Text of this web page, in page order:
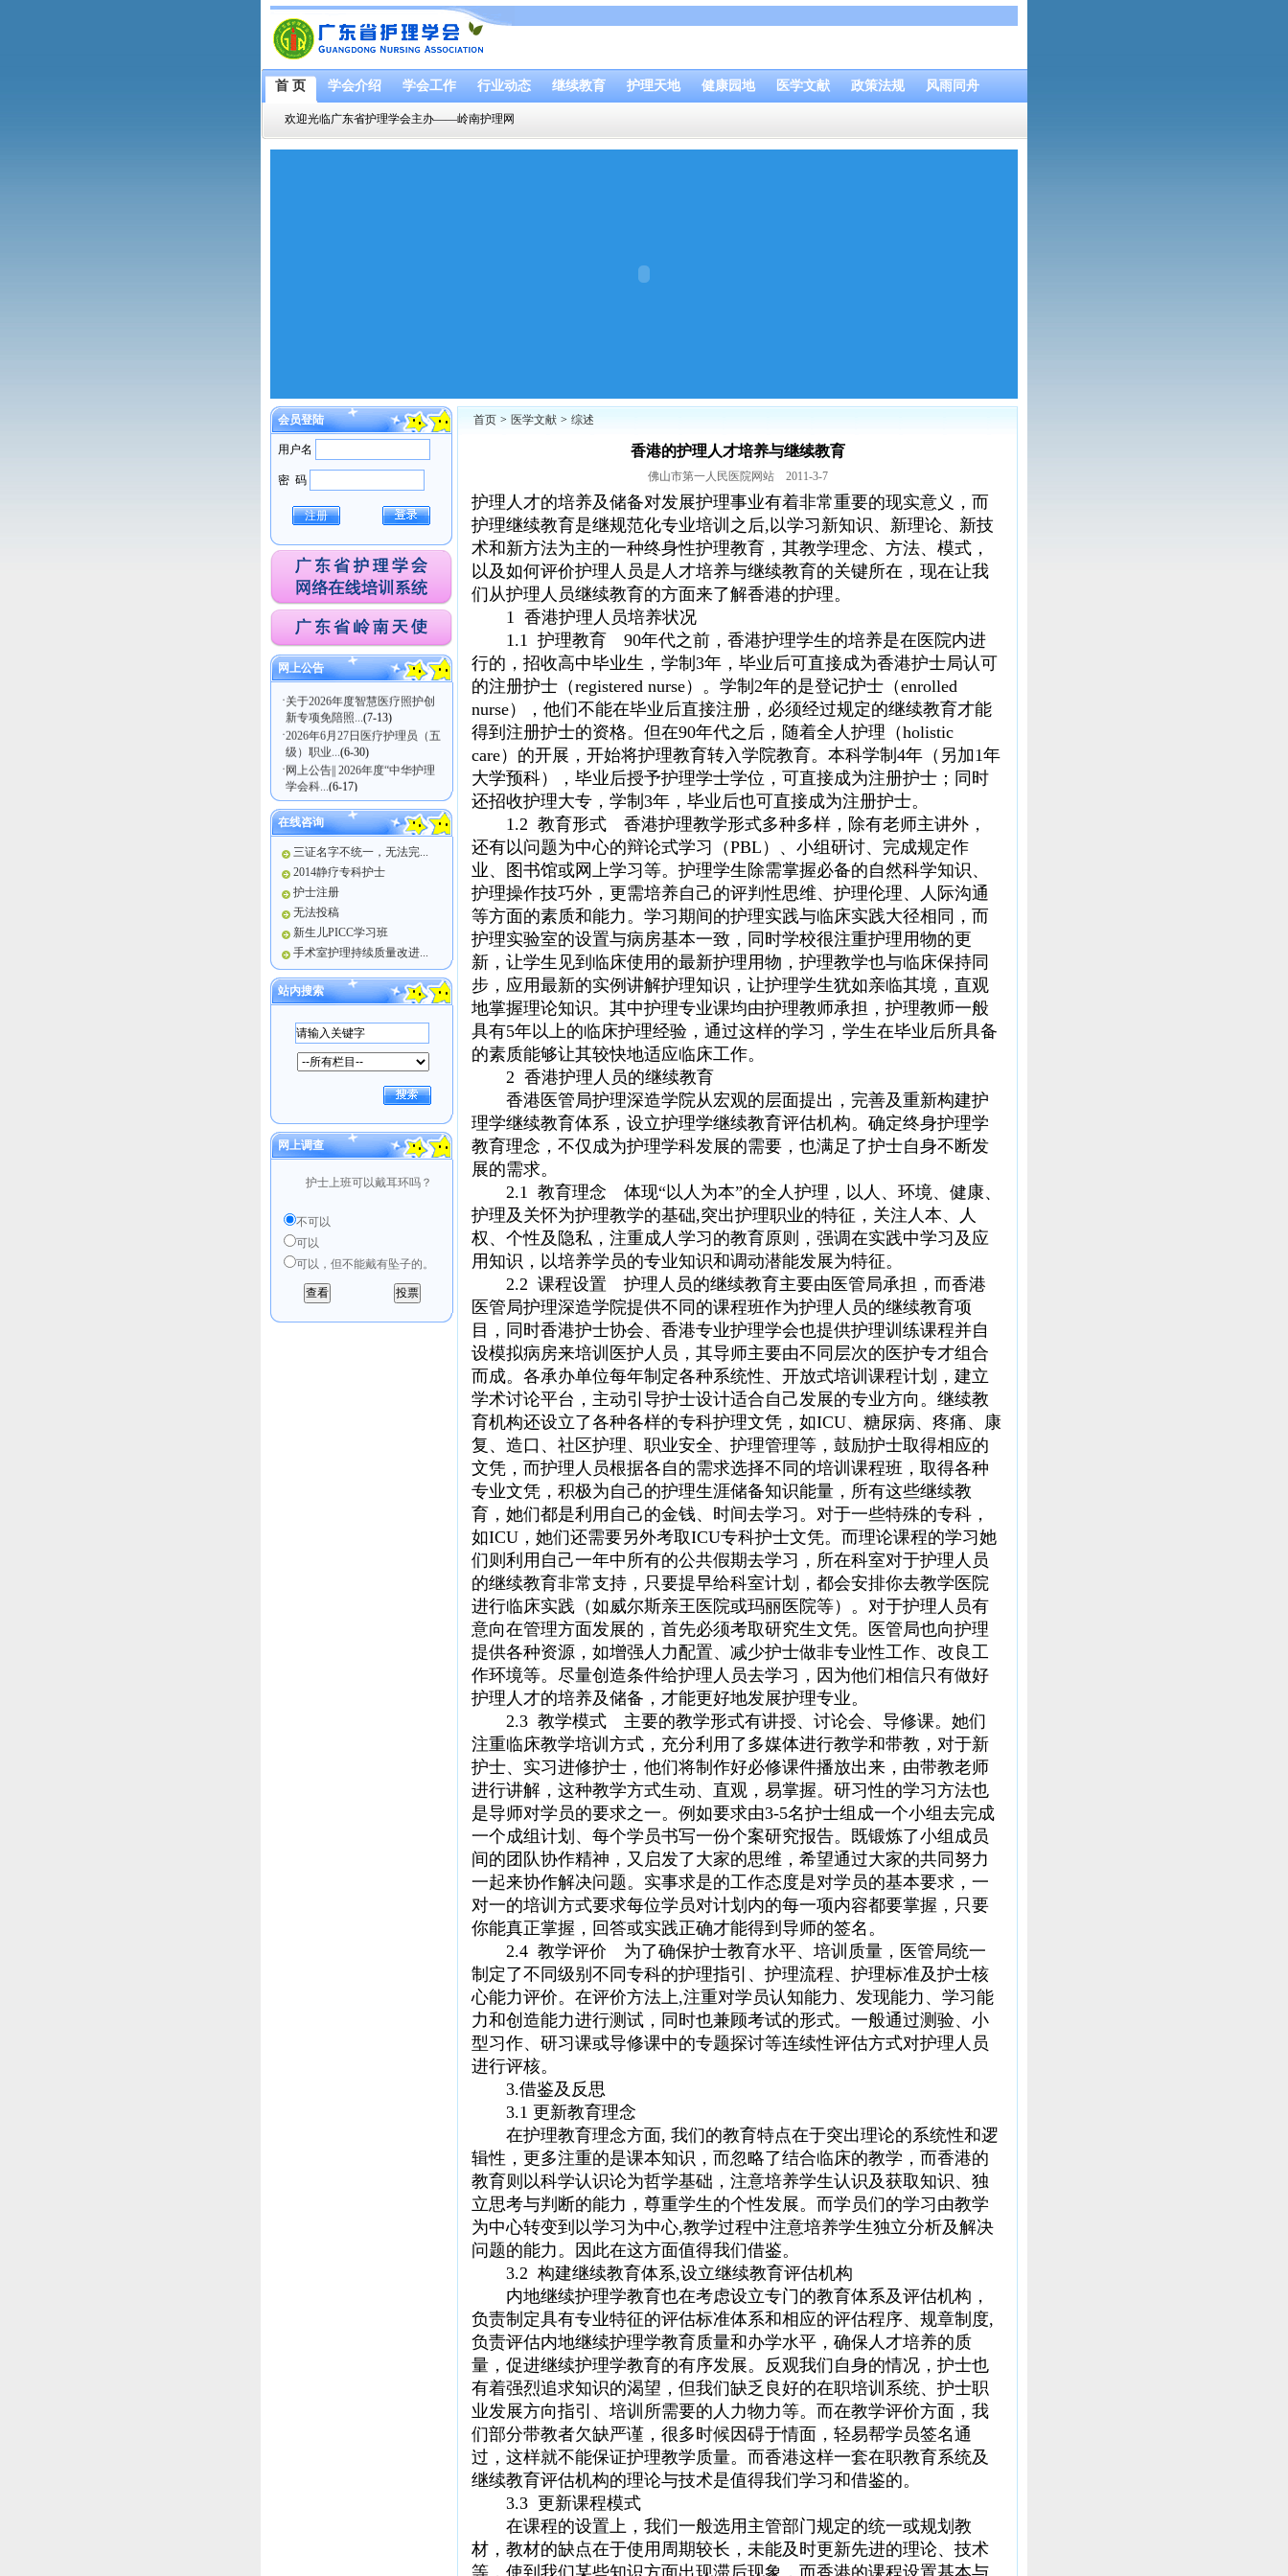
首 页 学会介绍 学会工作 行业动态 继续教育 护理天地 健康园地 医学文献 政策法规 风雨同舟
欢迎光临广东省护理学会主办——岭南护理网
会员登陆
用户名
密 码
注册
网上公告
关于医疗护理员（五级）职业
技能等级认定考试...(7-21)
广东省护理学会关于发布《老
年直肠癌患者术后...(7-14)
·关于2026年度智慧医疗照护创
新专项免陪照...(7-13)
2026年6月27日医疗护理员（五
级）职业...(6-30)
网上公告|| 2026年度“中华护理
学会科...(6-17)
在线咨询
三证名字不统一，无法完...
2014静疗专科护士
护士注册
无法投稿
新生儿PICC学习班
手术室护理持续质量改进...
站内搜索
网上调查
护士上班可以戴耳环吗？
不可以
可以
可以，但不能戴有坠子的。
首页 > 医学文献 > 综述
香港的护理人才培养与继续教育
佛山市第一人民医院网站 2011-3-7
护理人才的培养及储备对发展护理事业有着非常重要的现实意义，而
护理继续教育是继规范化专业培训之后,以学习新知识、新理论、新技
术和新方法为主的一种终身性护理教育，其教学理念、方法、模式，
以及如何评价护理人员是人才培养与继续教育的关键所在，现在让我
们从护理人员继续教育的方面来了解香港的护理。
1 香港护理人员培养状况
1.1 护理教育 90年代之前，香港护理学生的培养是在医院内进
行的，招收高中毕业生，学制3年，毕业后可直接成为香港护士局认可
的注册护士（registered nurse）。学制2年的是登记护士（enrolled
nurse），他们不能在毕业后直接注册，必须经过规定的继续教育才能
得到注册护士的资格。但在90年代之后，随着全人护理（holistic
care）的开展，开始将护理教育转入学院教育。本科学制4年（另加1年
大学预科），毕业后授予护理学士学位，可直接成为注册护士；同时
还招收护理大专，学制3年，毕业后也可直接成为注册护士。
1.2 教育形式 香港护理教学形式多种多样，除有老师主讲外，
还有以问题为中心的辩论式学习（PBL）、小组研讨、完成规定作
业、图书馆或网上学习等。护理学生除需掌握必备的自然科学知识、
护理操作技巧外，更需培养自己的评判性思维、护理伦理、人际沟通
等方面的素质和能力。学习期间的护理实践与临床实践大径相同，而
护理实验室的设置与病房基本一致，同时学校很注重护理用物的更
新，让学生见到临床使用的最新护理用物，护理教学也与临床保持同
步，应用最新的实例讲解护理知识，让护理学生犹如亲临其境，直观
地掌握理论知识。其中护理专业课均由护理教师承担，护理教师一般
具有5年以上的临床护理经验，通过这样的学习，学生在毕业后所具备
的素质能够让其较快地适应临床工作。
2 香港护理人员的继续教育
香港医管局护理深造学院从宏观的层面提出，完善及重新构建护
理学继续教育体系，设立护理学继续教育评估机构。确定终身护理学
教育理念，不仅成为护理学科发展的需要，也满足了护士自身不断发
展的需求。
2.1 教育理念 体现“以人为本”的全人护理，以人、环境、健康、
护理及关怀为护理教学的基础,突出护理职业的特征，关注人本、人
权、个性及隐私，注重成人学习的教育原则，强调在实践中学习及应
用知识，以培养学员的专业知识和调动潜能发展为特征。
2.2 课程设置 护理人员的继续教育主要由医管局承担，而香港
医管局护理深造学院提供不同的课程班作为护理人员的继续教育项
目，同时香港护士协会、香港专业护理学会也提供护理训练课程并自
设模拟病房来培训医护人员，其导师主要由不同层次的医护专才组合
而成。各承办单位每年制定各种系统性、开放式培训课程计划，建立
学术讨论平台，主动引导护士设计适合自己发展的专业方向。继续教
育机构还设立了各种各样的专科护理文凭，如ICU、糖尿病、疼痛、康
复、造口、社区护理、职业安全、护理管理等，鼓励护士取得相应的
文凭，而护理人员根据各自的需求选择不同的培训课程班，取得各种
专业文凭，积极为自己的护理生涯储备知识能量，所有这些继续教
育，她们都是利用自己的金钱、时间去学习。对于一些特殊的专科，
如ICU，她们还需要另外考取ICU专科护士文凭。而理论课程的学习她
们则利用自己一年中所有的公共假期去学习，所在科室对于护理人员
的继续教育非常支持，只要提早给科室计划，都会安排你去教学医院
进行临床实践（如威尔斯亲王医院或玛丽医院等）。对于护理人员有
意向在管理方面发展的，首先必须考取研究生文凭。医管局也向护理
提供各种资源，如增强人力配置、减少护士做非专业性工作、改良工
作环境等。尽量创造条件给护理人员去学习，因为他们相信只有做好
护理人才的培养及储备，才能更好地发展护理专业。
2.3 教学模式 主要的教学形式有讲授、讨论会、导修课。她们
注重临床教学培训方式，充分利用了多媒体进行教学和带教，对于新
护士、实习进修护士，他们将制作好必修课件播放出来，由带教老师
进行讲解，这种教学方式生动、直观，易掌握。研习性的学习方法也
是导师对学员的要求之一。例如要求由3-5名护士组成一个小组去完成
一个成组计划、每个学员书写一份个案研究报告。既锻炼了小组成员
间的团队协作精神，又启发了大家的思维，希望通过大家的共同努力
一起来协作解决问题。实事求是的工作态度是对学员的基本要求，一
对一的培训方式要求每位学员对计划内的每一项内容都要掌握，只要
你能真正掌握，回答或实践正确才能得到导师的签名。
2.4 教学评价 为了确保护士教育水平、培训质量，医管局统一
制定了不同级别不同专科的护理指引、护理流程、护理标准及护士核
心能力评价。在评价方法上,注重对学员认知能力、发现能力、学习能
力和创造能力进行测试，同时也兼顾考试的形式。一般通过测验、小
型习作、研习课或导修课中的专题探讨等连续性评估方式对护理人员
进行评核。
3.借鉴及反思
3.1 更新教育理念
在护理教育理念方面, 我们的教育特点在于突出理论的系统性和逻
辑性，更多注重的是课本知识，而忽略了结合临床的教学，而香港的
教育则以科学认识论为哲学基础，注意培养学生认识及获取知识、独
立思考与判断的能力，尊重学生的个性发展。而学员们的学习由教学
为中心转变到以学习为中心,教学过程中注意培养学生独立分析及解决
问题的能力。因此在这方面值得我们借鉴。
3.2 构建继续教育体系,设立继续教育评估机构
内地继续护理学教育也在考虑设立专门的教育体系及评估机构，
负责制定具有专业特征的评估标准体系和相应的评估程序、规章制度,
负责评估内地继续护理学教育质量和办学水平，确保人才培养的质
量，促进继续护理学教育的有序发展。反观我们自身的情况，护士也
有着强烈追求知识的渴望，但我们缺乏良好的在职培训系统、护士职
业发展方向指引、培训所需要的人力物力等。而在教学评价方面，我
们部分带教者欠缺严谨，很多时候因碍于情面，轻易帮学员签名通
过，这样就不能保证护理教学质量。而香港这样一套在职教育系统及
继续教育评估机构的理论与技术是值得我们学习和借鉴的。
3.3 更新课程模式
在课程的设置上，我们一般选用主管部门规定的统一或规划教
材，教材的缺点在于使用周期较长，未能及时更新先进的理论、技术
等，使到我们某些知识方面出现滞后现象，而香港的课程设置基本与